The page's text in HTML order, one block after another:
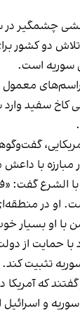
چشمگیر در
دو کشور
معمول
کاخ سفید
با
الشرع گفت:
او در
او بسیار
با حمایت از
تثبیت کند.
گفتند که
و